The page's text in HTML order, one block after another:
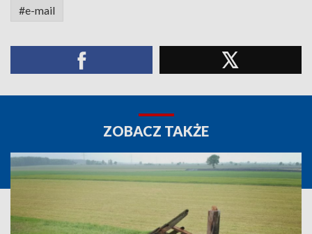
#e-mail
ZOBACZ TAKŻE